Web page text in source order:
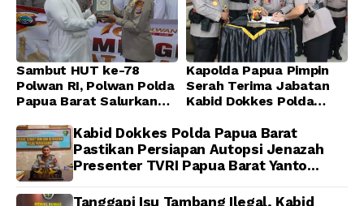
Sambut HUT ke-78
Polwan RI, Polwan Polda
Papua Barat Salurkan
Ibadah Bersama di
Masjid Al-Muhajirin
Kapolda Papua Pimpin
Serah Terima Jabatan
Kabid Dokkes Polda
Kabid Dokkes Polda Papua Barat
Pastikan Persiapan Autopsi Jenazah
Presenter TVRI Papua Barat Yanto
Dijadwalkan Kamis
Tanggapi Isu Tambang Ilegal, Kabid